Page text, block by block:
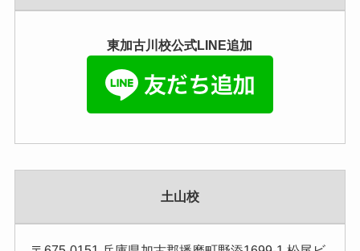
東加古川校公式LINE追加
土山校